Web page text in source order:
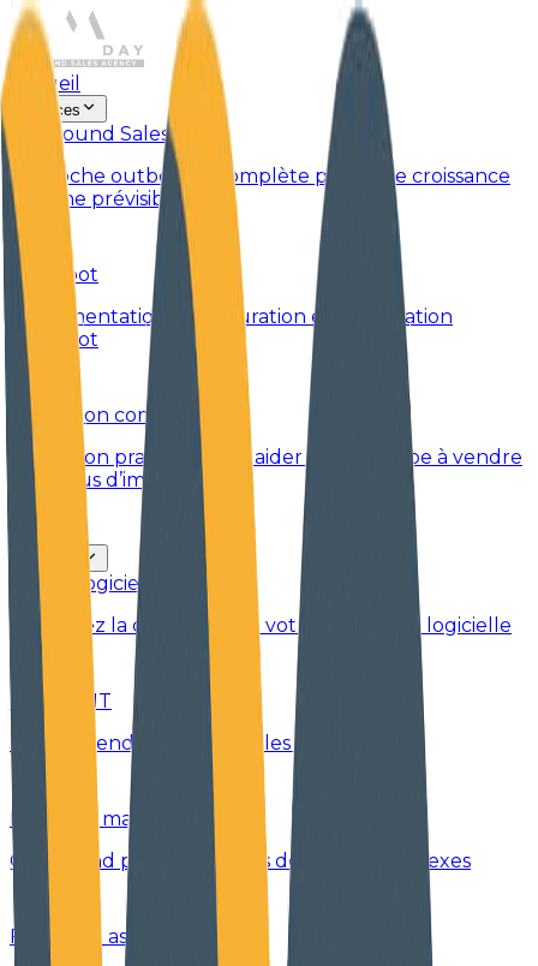
Accueil
Services
Outbound Sales
Approche outbound complète pour une croissance
pipeline prévisible
HubSpot
Implémentation, configuration et optimisation
HubSpot
Formation commerciale
Formation pratique pour aider votre équipe à vendre
avec plus d’impact
Secteurs
SaaS & logiciels
Accélérez la croissance de votre entreprise logicielle
Services IT
Plus de rendez-vous avec les décideurs IT
Industrie manufacturière
Outbound pour des cycles de vente complexes
Finance & assurance